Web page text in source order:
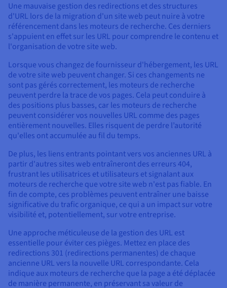
Une mauvaise gestion des redirections et des structures
d'URL lors de la migration d'un site web peut nuire à votre
référencement dans les moteurs de recherche. Ces derniers
s'appuient en effet sur les URL pour comprendre le contenu et
l'organisation de votre site web.
Lorsque vous changez de fournisseur d'hébergement, les URL
de votre site web peuvent changer. Si ces changements ne
sont pas gérés correctement, les moteurs de recherche
peuvent perdre la trace de vos pages. Cela peut conduire à
des positions plus basses, car les moteurs de recherche
peuvent considérer vos nouvelles URL comme des pages
entièrement nouvelles. Elles risquent de perdre l’autorité
qu'elles ont accumulée au fil du temps.
De plus, les liens entrants pointant vers vos anciennes URL à
partir d'autres sites web entraîneront des erreurs 404,
frustrant les utilisatrices et utilisateurs et signalant aux
moteurs de recherche que votre site web n'est pas fiable. En
fin de compte, ces problèmes peuvent entraîner une baisse
significative du trafic organique, ce qui a un impact sur votre
visibilité et, potentiellement, sur votre entreprise.
Une approche méticuleuse de la gestion des URL est
essentielle pour éviter ces pièges. Mettez en place des
redirections 301 (redirections permanentes) de chaque
ancienne URL vers la nouvelle URL correspondante. Cela
indique aux moteurs de recherche que la page a été déplacée
de manière permanente, en préservant sa valeur de